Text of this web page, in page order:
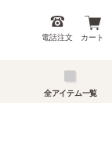
電話注文 カート
全アイテム一覧